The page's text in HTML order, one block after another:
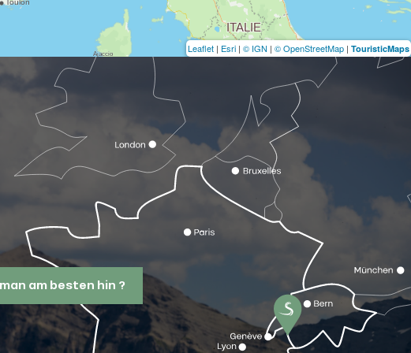
Leaflet | Esri | © IGN | © OpenStreetMap | TouristicMaps
am besten hin ?